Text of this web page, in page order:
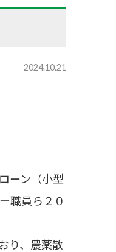
2024.10.21
ーン（小型
職員ら２０
り、農薬散